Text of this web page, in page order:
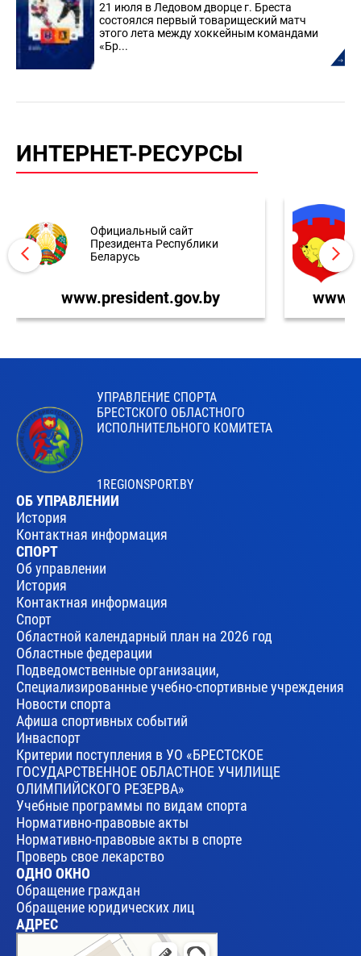
21 июля в Ледовом дворце г. Бреста
состоялся первый товарищеский матч
этого лета между хоккейным командами
«Бр...
ИНТЕРНЕТ-РЕСУРСЫ
Официальный сайт
Президента Республики
Беларусь
www.president.gov.by
УПРАВЛЕНИЕ СПОРТА
БРЕСТСКОГО ОБЛАСТНОГО
ИСПОЛНИТЕЛЬНОГО КОМИТЕТА
1REGIONSPORT.BY
ОБ УПРАВЛЕНИИ
История
Контактная информация
СПОРТ
Об управлении
История
Контактная информация
Спорт
Областной календарный план на 2026 год
Областные федерации
Подведомственные организации,
Специализированные учебно-спортивные учреждения
Новости спорта
Афиша спортивных событий
Инваспорт
Критерии поступления в УО «БРЕСТСКОЕ
ГОСУДАРСТВЕННОЕ ОБЛАСТНОЕ УЧИЛИЩЕ
ОЛИМПИЙСКОГО РЕЗЕРВА»
Учебные программы по видам спорта
Нормативно-правовые акты
Нормативно-правовые акты в спорте
Проверь свое лекарство
ОДНО ОКНО
Обращение граждан
Обращение юридических лиц
АДРЕС
Брест
Улица Леваневского, 17 — Яндекс Карты